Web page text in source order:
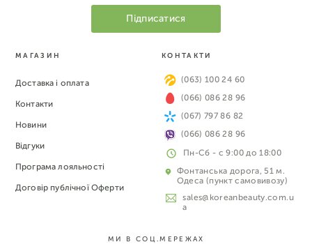
МАГАЗИН
Доставка і оплата
Контакти
Новини
Відгуки
Програма лояльності
Договір публічної Оферти
КОНТАКТИ
(063) 100 24 60
(066) 086 28 96
(067) 797 86 82
(066) 086 28 96
Пн-Сб - с 9:00 до 18:00
Фонтанська дорога, 51 м.
Одеса (пункт самовивозу)
sales@koreanbeauty.com.u
a
МИ В СОЦ.МЕРЕЖАХ